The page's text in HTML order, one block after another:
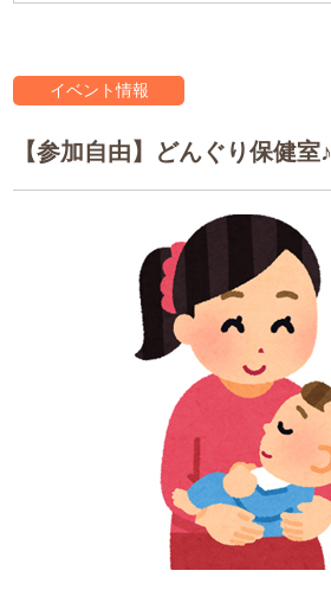
イベント情報
【参加自由】どんぐり保健室♪